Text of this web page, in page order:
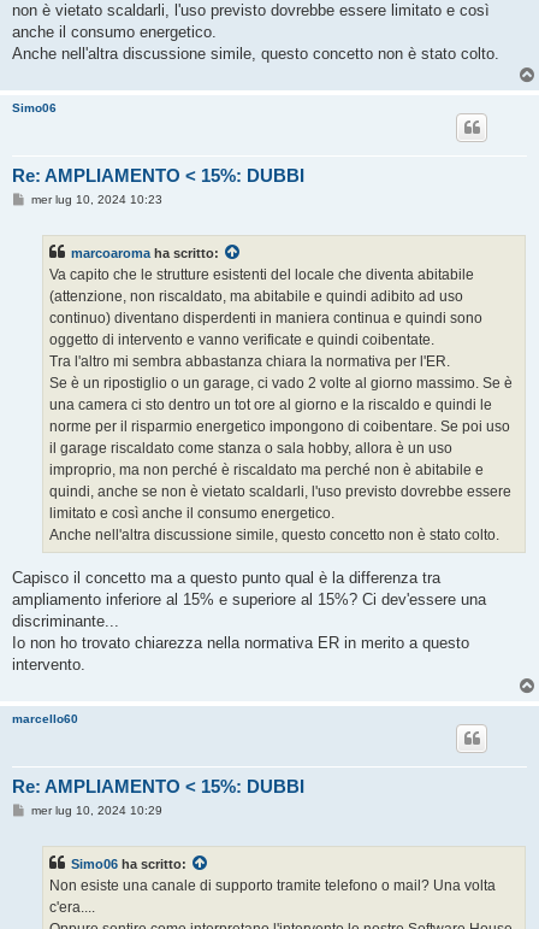
non è vietato scaldarli, l'uso previsto dovrebbe essere limitato e così
anche il consumo energetico.
Anche nell'altra discussione simile, questo concetto non è stato colto.
Simo06
Re: AMPLIAMENTO < 15%: DUBBI
Mmer lug 10, 2024 10:23
marcoaroma ha scritto:
Va capito che le strutture esistenti del locale che diventa abitabile
(attenzione, non riscaldato, ma abitabile e quindi adibito ad uso
continuo) diventano disperdenti in maniera continua e quindi sono
oggetto di intervento e vanno verificate e quindi coibentate.
Tra l'altro mi sembra abbastanza chiara la normativa per l'ER.
Se è un ripostiglio o un garage, ci vado 2 volte al giorno massimo. Se è
una camera ci sto dentro un tot ore al giorno e la riscaldo e quindi le
norme per il risparmio energetico impongono di coibentare. Se poi uso
il garage riscaldato come stanza o sala hobby, allora è un uso
improprio, ma non perché è riscaldato ma perché non è abitabile e
quindi, anche se non è vietato scaldarli, l'uso previsto dovrebbe essere
limitato e così anche il consumo energetico.
Anche nell'altra discussione simile, questo concetto non è stato colto.
Capisco il concetto ma a questo punto qual è la differenza tra
ampliamento inferiore al 15% e superiore al 15%? Ci dev'essere una
discriminante...
Io non ho trovato chiarezza nella normativa ER in merito a questo
intervento.
marcello60
Re: AMPLIAMENTO < 15%: DUBBI
Mmer lug 10, 2024 10:29
Simo06 ha scritto:
Non esiste una canale di supporto tramite telefono o mail? Una volta
c'era....